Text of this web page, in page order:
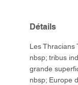
Détails
Les Thracians
nbsp; tribus
grande
nbsp; Europe